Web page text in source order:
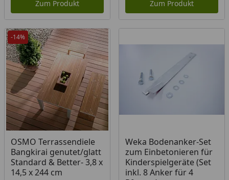
Zum Produkt Zum Produkt
-14%
OSMO Terrassendiele
Bangkirai genutet/glatt
Standard & Better- 3,8 x
14,5 x 244 cm
Produkt am Lager
Weka Bodenanker-Set
zum Einbetonieren für
Kinderspielgeräte (Set
inkl. 8 Anker für 4